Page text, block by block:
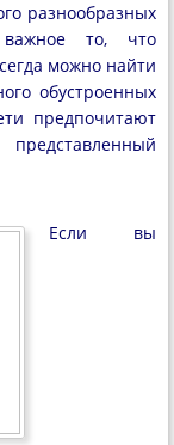
разнообразных
то, что
можно найти
обустроенных
предпочитают
Если вы